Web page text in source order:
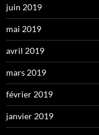
juin 2019
mai 2019
avril 2019
mars 2019
février 2019
janvier 2019